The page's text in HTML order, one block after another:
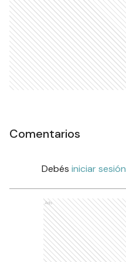
Comentarios
Debés iniciar sesión
Ads